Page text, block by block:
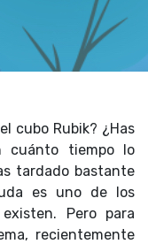
cubo Rubik? ¿Has
cuánto tiempo lo
tardado bastante
es uno de los
Pero para
recientemente